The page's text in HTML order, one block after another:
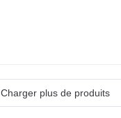
Charger plus de produits